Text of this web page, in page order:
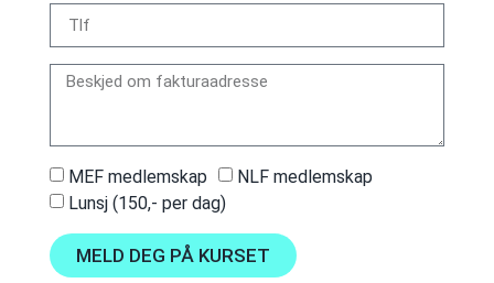
MEF medlemskap
NLF medlemskap
Lunsj (150,- per dag)
MELD DEG PÅ KURSET